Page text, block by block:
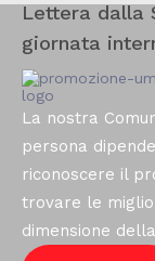
Lettera dalla
giornata
La nostra
persona
riconoscere il
trovare le
dimensione